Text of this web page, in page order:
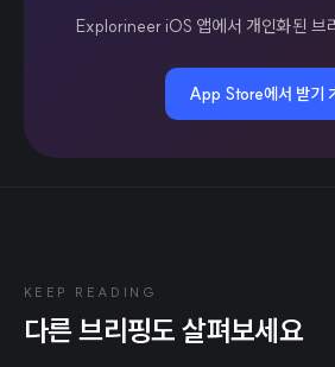
Explorineer iOS 앱에서 개인화된 브
App Store에서 받기
KEEP READING
다른 브리핑도 살펴보세요